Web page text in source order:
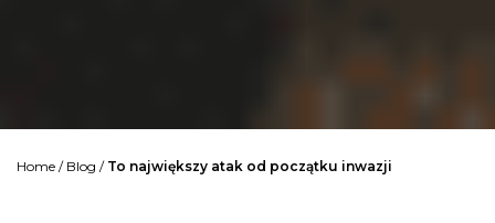
Home / Blog / To największy atak od początku inwazji